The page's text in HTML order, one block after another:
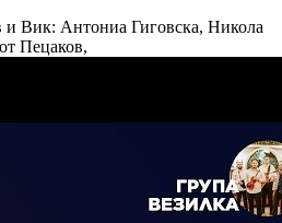
Вик: Антониа Гиговска, Никола
Пецаков,